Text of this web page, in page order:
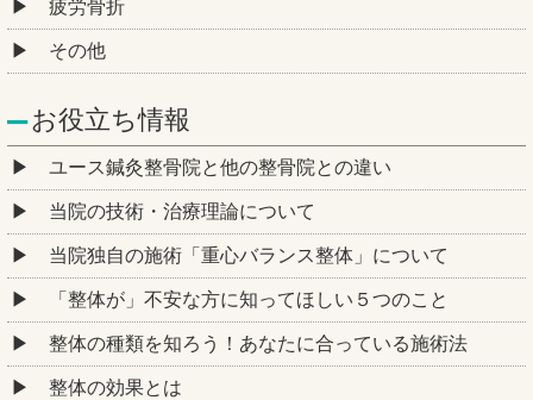
疲労骨折
その他
お役立ち情報
ユース鍼灸整骨院と他の整骨院との違い
当院の技術・治療理論について
当院独自の施術「重心バランス整体」について
「整体が」不安な方に知ってほしい５つのこと
整体の種類を知ろう！あなたに合っている施術法
整体の効果とは